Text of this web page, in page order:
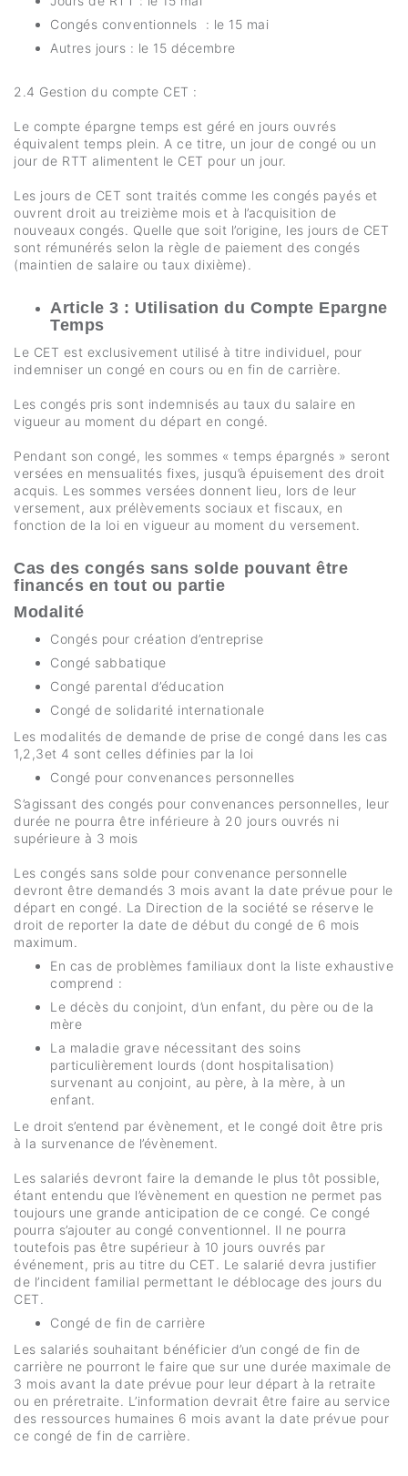
Congés conventionnels : le 15 mai
Autres jours : le 15 décembre
2.4 Gestion du compte CET :
Le compte épargne temps est géré en jours ouvrés
équivalent temps plein. A ce titre, un jour de congé ou un
jour de RTT alimentent le CET pour un jour.
Les jours de CET sont traités comme les congés payés et
ouvrent droit au treizième mois et à l’acquisition de
nouveaux congés. Quelle que soit l’origine, les jours de CET
sont rémunérés selon la règle de paiement des congés
(maintien de salaire ou taux dixième).
Article 3 : Utilisation du Compte Epargne
Temps
Le CET est exclusivement utilisé à titre individuel, pour
indemniser un congé en cours ou en fin de carrière.
Les congés pris sont indemnisés au taux du salaire en
vigueur au moment du départ en congé.
Pendant son congé, les sommes « temps épargnés » seront
versées en mensualités fixes, jusqu’à épuisement des droit
acquis. Les sommes versées donnent lieu, lors de leur
versement, aux prélèvements sociaux et fiscaux, en
fonction de la loi en vigueur au moment du versement.
Cas des congés sans solde pouvant être
financés en tout ou partie
Modalité
Congés pour création d’entreprise
Congé sabbatique
Congé parental d’éducation
Congé de solidarité internationale
Les modalités de demande de prise de congé dans les cas
1,2,3et 4 sont celles définies par la loi
Congé pour convenances personnelles
S’agissant des congés pour convenances personnelles, leur
durée ne pourra être inférieure à 20 jours ouvrés ni
supérieure à 3 mois
Les congés sans solde pour convenance personnelle
devront être demandés 3 mois avant la date prévue pour le
départ en congé. La Direction de la société se réserve le
droit de reporter la date de début du congé de 6 mois
maximum.
En cas de problèmes familiaux dont la liste exhaustive
comprend :
Le décès du conjoint, d’un enfant, du père ou de la
mère
La maladie grave nécessitant des soins
particulièrement lourds (dont hospitalisation)
survenant au conjoint, au père, à la mère, à un
enfant.
Le droit s’entend par évènement, et le congé doit être pris
à la survenance de l’évènement.
Les salariés devront faire la demande le plus tôt possible,
étant entendu que l’évènement en question ne permet pas
toujours une grande anticipation de ce congé. Ce congé
pourra s’ajouter au congé conventionnel. Il ne pourra
toutefois pas être supérieur à 10 jours ouvrés par
événement, pris au titre du CET. Le salarié devra justifier
de l’incident familial permettant le déblocage des jours du
CET.
Congé de fin de carrière
Les salariés souhaitant bénéficier d’un congé de fin de
carrière ne pourront le faire que sur une durée maximale de
3 mois avant la date prévue pour leur départ à la retraite
ou en préretraite. L’information devrait être faire au service
des ressources humaines 6 mois avant la date prévue pour
ce congé de fin de carrière.